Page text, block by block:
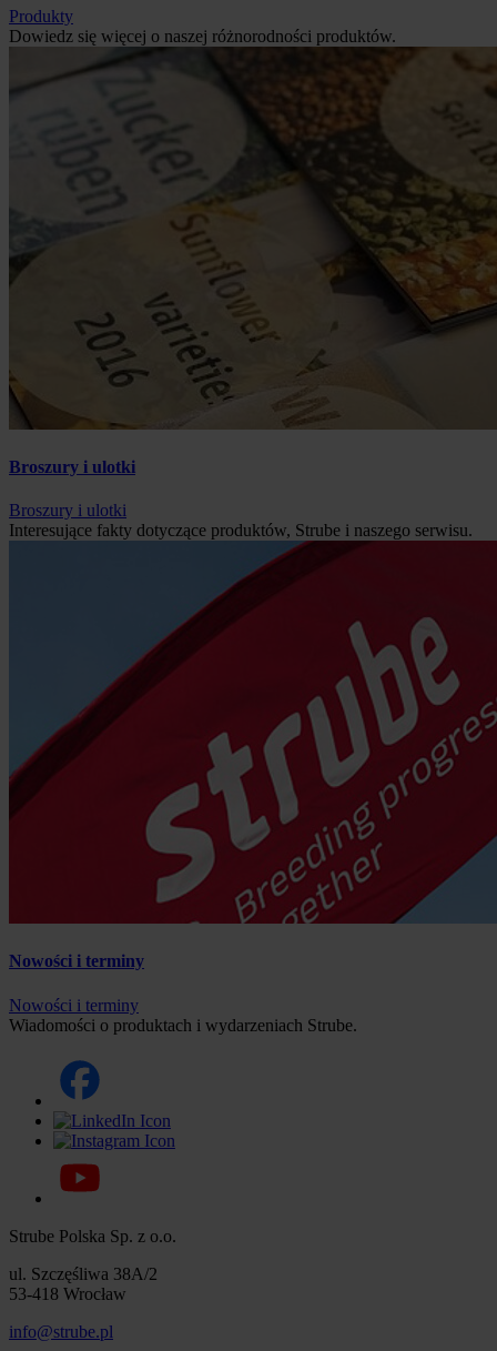
Produkty
Dowiedz się więcej o naszej różnorodności produktów.
Broszury i ulotki
Broszury i ulotki
Interesujące fakty dotyczące produktów, Strube i naszego serwisu.
Nowości i terminy
Nowości i terminy
Wiadomości o produktach i wydarzeniach Strube.
Strube Polska Sp. z o.o.
ul. Szczęśliwa 38A/2
53-418 Wrocław
info@strube.pl